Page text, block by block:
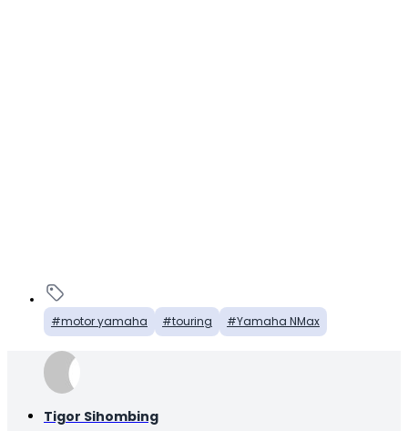
motor yamaha touring Yamaha NMax
Tigor Sihombing